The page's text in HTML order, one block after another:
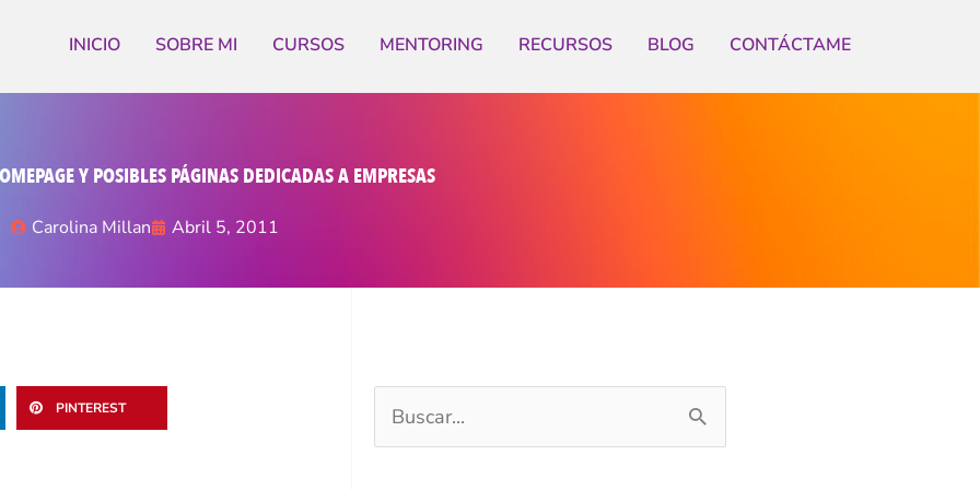
INICIO SOBRE MI CURSOS MENTORING RECURSOS BLOG CONTÁCTAME
Y POSIBLES PÁGINAS DEDICADAS A EMPRESAS
Carolina Millan Abril 5, 2011
PINTEREST
Buscar
por: